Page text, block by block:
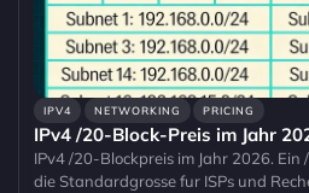
IPV4 NETWORKING PRICING
IPv4 /20-Block-Preis im Jahr
IPv4 /20-Blockpreis im Jahr 2026.
die Standardgrosse fur ISPs und